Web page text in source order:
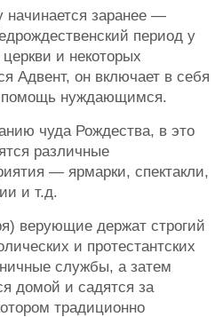
начинается заранее —
период у
и некоторых
Адвент, он включает в себя
помощь нуждающимся.
чуда Рождества, в это
различные
— ярмарки, спектакли,
и т.д.
верующие держат строгий
и протестантских
службы, а затем
домой и садятся за
традиционно